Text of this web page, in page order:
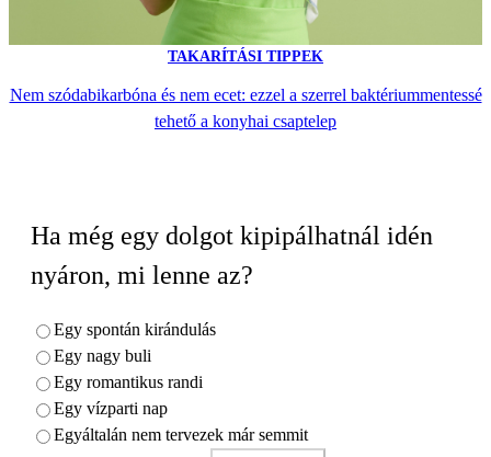
TAKARÍTÁSI TIPPEK
Nem szódabikarbóna és nem ecet: ezzel a szerrel baktériummentessé
tehető a konyhai csaptelep
Ha még egy dolgot kipipálhatnál idén
nyáron, mi lenne az?
Egy spontán kirándulás
Egy nagy buli
Egy romantikus randi
Egy vízparti nap
Egyáltalán nem tervezek már semmit